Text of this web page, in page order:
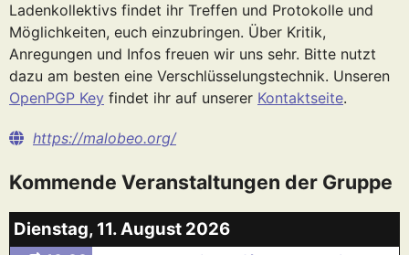
Ladenkollektivs findet ihr Treffen und Protokolle und
Möglichkeiten, euch einzubringen. Über Kritik,
Anregungen und Infos freuen wir uns sehr. Bitte nutzt
dazu am besten eine Verschlüsselungstechnik. Unseren
OpenPGP Key findet ihr auf unserer Kontaktseite.
https://malobeo.org/
Kommende Veranstaltungen der Gruppe
Dienstag, 11. August 2026